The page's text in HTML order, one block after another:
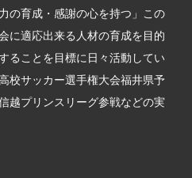
の育成・感謝の心を持つ」この
に適応出来る人材の育成を目的
ることを目標に日々活動してい
校サッカー選手権大会福井県予
越プリンスリーグ参戦などの実